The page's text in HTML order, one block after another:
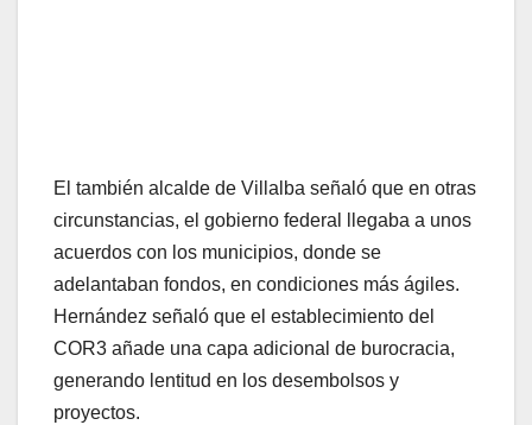
El también alcalde de Villalba señaló que en otras
circunstancias, el gobierno federal llegaba a unos
acuerdos con los municipios, donde se
adelantaban fondos, en condiciones más ágiles.
Hernández señaló que el establecimiento del
COR3 añade una capa adicional de burocracia,
generando lentitud en los desembolsos y
proyectos.